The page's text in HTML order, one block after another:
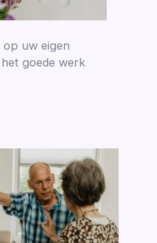
uw eigen
goede werk